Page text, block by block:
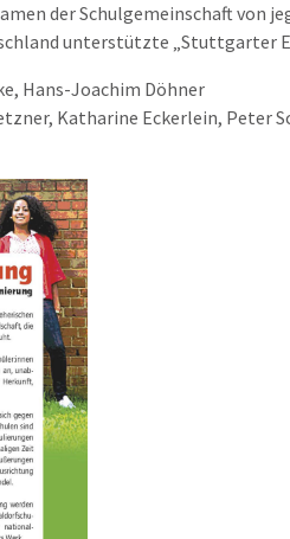
derSchulgemeinschaft von
unterstützte „Stuttgarter
Hans-Joachim Döhner
Katharine Eckerlein, Peter